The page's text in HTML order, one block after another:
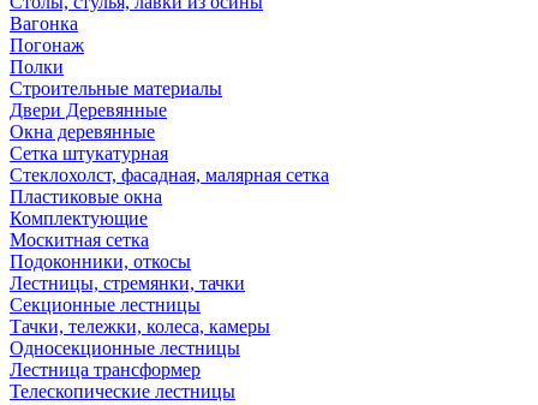
Вагонка
Погонаж
Полки
Строительные материалы
Двери Деревянные
Окна деревянные
Сетка штукатурная
Стеклохолст, фасадная, малярная сетка
Пластиковые окна
Комплектующие
Москитная сетка
Подоконники, откосы
Лестницы, стремянки, тачки
Секционные лестницы
Тачки, тележки, колеса, камеры
Односекционные лестницы
Лестница трансформер
Телескопические лестницы